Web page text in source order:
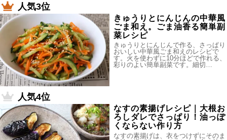
人気3位
きゅうりとにんじんの中華風
ごま和え。ごま油香る簡単副
菜レシピ
きゅうりとにんじんで作る、さっぱり
おいしい中華風ごま和えのレシピで
す。火を使わずに10分ほどで作れる、
彩りのよい簡単副菜です。細切…
人気4位
なすの素揚げレシピ｜大根お
ろしダレでさっぱり！油っぽ
くならない作り方
なすの素揚げは、衣をつけずにそのま